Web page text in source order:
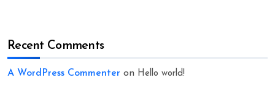
Recent Comments
A WordPress Commenter on Hello world!